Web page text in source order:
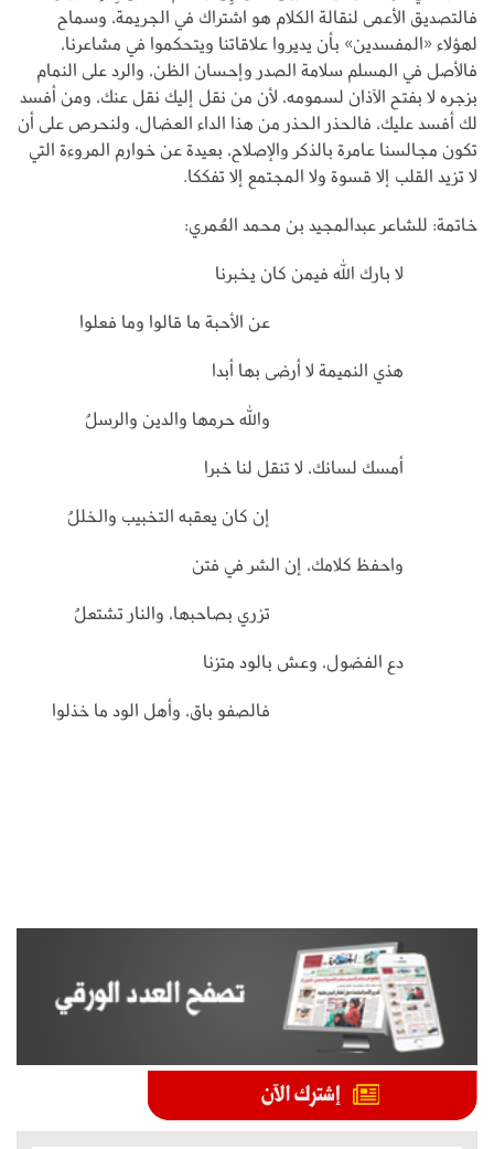
فالتصديق الأعمى لنقالة الكلام هو اشتراك في الجريمة، وسماح
لهؤلاء «المفسدين» بأن يديروا علاقاتنا ويتحكموا في مشاعرنا،
فالأصل في المسلم سلامة الصدر وإحسان الظن، والرد على النمام
بزجره لا بفتح الآذان لسمومه، لأن من نقل إليك نقل عنك، ومن أفسد
لك أفسد عليك، فالحذر الحذر من هذا الداء العضال، ولنحرص على أن
تكون مجالسنا عامرة بالذكر والإصلاح، بعيدة عن خوارم المروءة التي
لا تزيد القلب إلا قسوة ولا المجتمع إلا تفككا.
خاتمة: للشاعر عبدالمجيد بن محمد العُمري:
لا بارك الله فيمن كان يخبرنا
عن الأحبة ما قالوا وما فعلوا
هذي النميمة لا أرضى بها أبدا
والله حرمها والدين والرسلُ
أمسك لسانك، لا تنقل لنا خبرا
إن كان يعقبه التخبيب والخللُ
واحفظ كلامك، إن الشر في فتن
تزري بصاحبها، والنار تشتعلُ
دع الفضول، وعش بالود متزنا
فالصفو باق، وأهل الود ما خذلوا